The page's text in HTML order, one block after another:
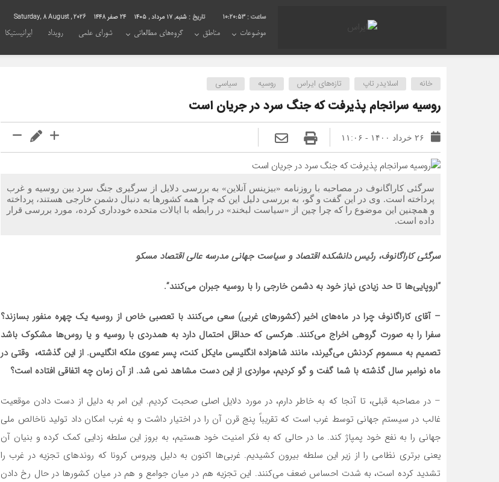
10:20:54 تاریخ : شنبه, ۱۷ مرداد , ۱۴۰۵ 24 صفر 1448
موضوعات
مناطق گروه‌های مطالعاتی شورای علمی رویداد ایرانیستیکا
خانه اسلایدر تاپ تازه‌های ایراس روسیه سیاسی
روسیه سرانجام پذیرفت که جنگ سرد در جریان است
۲۶ خرداد ۱۴۰۰ - ۱۱:۰۶
سرگئی کاراگانوف در مصاحبه با روزنامه «بیزینس آنلاین» به بررسی دلایل از سرگیری جنگ سرد بین روسیه و غرب
پرداخته است. وی در این گفت و گو، به بررسی دلیل این که چرا همه کشورها به دنبال دشمن خارجی هستند، پرداخته
و همچنین این موضوع را که چرا چین از «سیاست لبخند» در رابطه با ایالات متحده خودداری کرده، مورد بررسی قرار
داده است.
سرگئی کاراگانوف، رئیس دانشکده اقتصاد و سیاست جهانی مدرسه عالی اقتصاد مسکو
“اروپایی‌ها تا حد زیادی نیاز خود به دشمن خارجی را با روسیه جبران می‌کنند”.
– آقای کاراگانوف چرا در ماه‌های اخیر (کشورهای غربی) سعی می‌کنند با تعصبی خاص از روسیه یک چهره منفور بسازند؟
سفرا را به صورت گروهی اخراج می‌کنند. هرکسی که حداقل احتمال دارد به همدردی با روسیه و یا روس‌ها مشکوک باشد
تصمیم به مسموم کردنش می‌گیرند، مانند شاهزاده انگلیسی مایکل کنت، پسر عموی ملکه انگلیس. از این گذشته، وقتی در
ماه نوامبر سال گذشته با شما گفت و گو کردیم، مواردی از این دست مشاهد نمی شد. از آن زمان چه اتفاقی افتاده است؟
– در مصاحبه قبلی، تا آنجا که به خاطر دارم، در مورد دلایل اصلی صحبت کردیم. این امر به دلیل از دست دادن موقعیت
غالب در سیستم جهانی توسط غرب است که تقریباً پنج قرن آن را در اختیار داشت و به غرب امکان داد تولید ناخالص ملی
جهانی را به نفع خود پمپاژ کند. ما در حالی که به فکر امنیت خود هستیم، به بروز این سلطه زدایی کمک کرده و بنیان آن
یعنی برتری نظامی را از زیر این سلطه بیرون کشیدیم. غربی‌ها اکنون به دلیل ویروس کرونا که روندهای تجزیه در غرب را
تشدید کرده است، به شدت احساس ضعف می‌کنند. این تجزیه هم در میان جوامع و هم در میان کشورها در حال رخ دادن